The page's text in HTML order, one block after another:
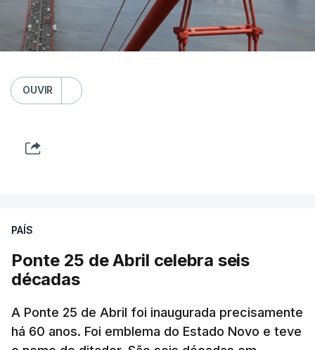
OUVIR
PAÍS
Ponte 25 de Abril celebra seis
décadas
A Ponte 25 de Abril foi inaugurada precisamente
há 60 anos. Foi emblema do Estado Novo e teve